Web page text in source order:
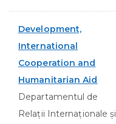
Development,
International
Cooperation and
Humanitarian Aid
Departamentul de
Relații Internaționale și